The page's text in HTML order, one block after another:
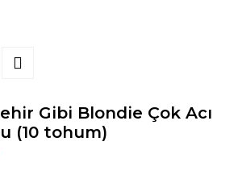
Gibi Blondie Çok Acı
(10 tohum)